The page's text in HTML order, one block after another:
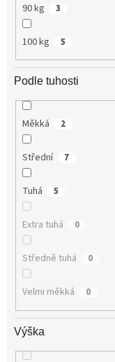
90 kg 3
100 kg 5
Podle tuhosti
Měkká 2
Střední 7
Tuhá 5
Extra tuhá 0
Středně tuhá 0
Velmi měkká 0
Výška